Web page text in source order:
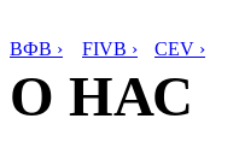
ВФВ › FIVB › CEV ›
О НАС